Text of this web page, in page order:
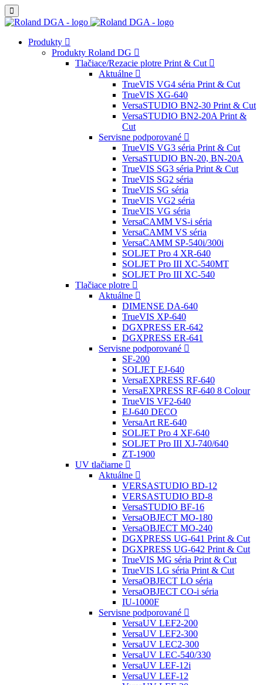
Produkty
Produkty Roland DG
Tlačiace/Rezacie plotre Print & Cut
Aktuálne
TrueVIS VG4 séria Print & Cut
TrueVIS XG-640
VersaSTUDIO BN2-30 Print & Cut
VersaSTUDIO BN2-20A Print &
Cut
Servisne podporované
TrueVIS VG3 séria Print & Cut
VersaSTUDIO BN-20, BN-20A
TrueVIS SG3 séria Print & Cut
TrueVIS SG2 séria
TrueVIS SG séria
TrueVIS VG2 séria
TrueVIS VG séria
VersaCAMM VS-i séria
VersaCAMM VS séria
VersaCAMM SP-540i/300i
SOLJET Pro 4 XR-640
SOLJET Pro III XC-540MT
SOLJET Pro III XC-540
Tlačiace plotre
Aktuálne
DIMENSE DA-640
TrueVIS XP-640
DGXPRESS ER-642
DGXPRESS ER-641
Servisne podporované
SF-200
SOLJET EJ-640
VersaEXPRESS RF-640
VersaEXPRESS RF-640 8 Colour
TrueVIS VF2-640
EJ-640 DECO
VersaArt RE-640
SOLJET Pro 4 XF-640
SOLJET Pro III XJ-740/640
ZT-1900
UV tlačiarne
Aktuálne
VERSASTUDIO BD-12
VERSASTUDIO BD-8
VersaSTUDIO BF-16
VersaOBJECT MO-180
VersaOBJECT MO-240
DGXPRESS UG-641 Print & Cut
DGXPRESS UG-642 Print & Cut
TrueVIS MG séria Print & Cut
TrueVIS LG séria Print & Cut
VersaOBJECT LO séria
VersaOBJECT CO-i séria
IU-1000F
Servisne podporované
VersaUV LEF2-200
VersaUV LEF2-300
VersaUV LEC2-300
VersaUV LEC-540/330
VersaUV LEF-12i
VersaUV LEF-12